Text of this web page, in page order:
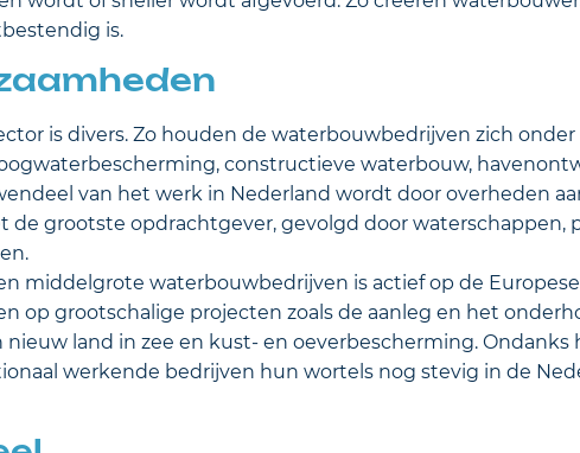
is.
is divers. Zo houden de waterbouwbedrijven zich
constructieve waterbouw,
van het werk in Nederland wordt door overheden
de grootste opdrachtgever, gevolgd door waterschappen,
middelgrote waterbouwbedrijven is actief op de
op grootschalige projecten zoals de aanleg en het
nieuw land in zee en kust- en oeverbescherming.
werkende bedrijven hun wortels nog stevig in de